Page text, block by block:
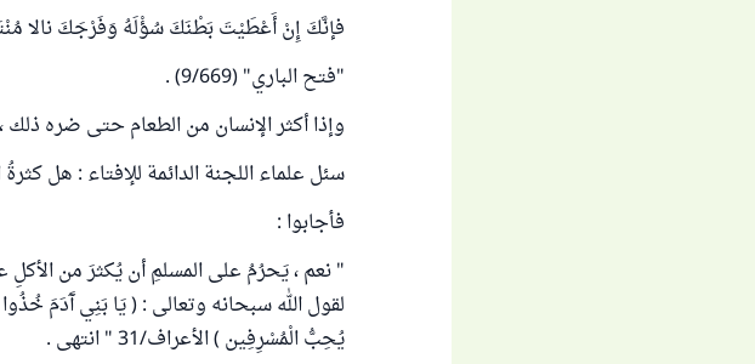
فإنَّكَ إِنْ أَعْطَيْتَ بَطْنَكَ سُؤْلَهُ وَفَرْجَكَ نالا
"فتح الباري" (9/669) .
وإذا أكثر الإنسان من الطعام حتى ضره ذلك
سئل علماء اللجنة الدائمة للإفتاء : هل
فأجابوا :
" نعم ، يَحرُمُ على المسلمِ أن يُكثرَ من
لقول الله سبحانه وتعالى : ( يَا بَنِي آَدَمَ
يُحِبُّ الْمُسْرِفِين ) الأعراف/31 " انتهى .